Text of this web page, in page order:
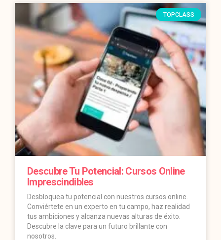
TOPCLASS
Descubre Tu Potencial: Cursos Online
Imprescindibles
Desbloquea tu potencial con nuestros cursos online.
Conviértete en un experto en tu campo, haz realidad
tus ambiciones y alcanza nuevas alturas de éxito.
Descubre la clave para un futuro brillante con
nosotros.